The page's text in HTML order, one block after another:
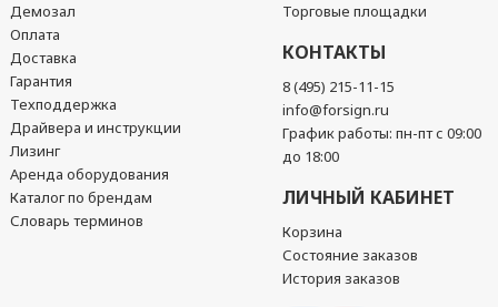
Демозал
Оплата
Доставка
Гарантия
Техподдержка
Драйвера и инструкции
Лизинг
Аренда оборудования
Каталог по брендам
Словарь терминов
Торговые площадки
КОНТАКТЫ
8 (495) 215-11-15
info@forsign.ru
График работы: пн-пт с 09:00
до 18:00
ЛИЧНЫЙ КАБИНЕТ
Корзина
Состояние заказов
История заказов